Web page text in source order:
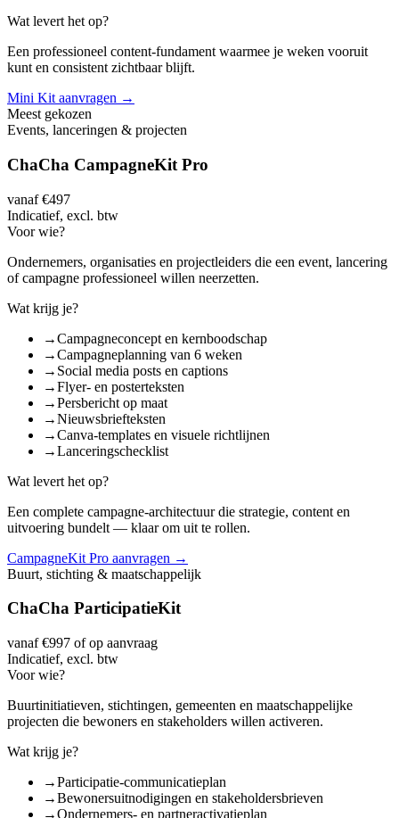
Wat levert het op?
Een professioneel content-fundament waarmee je weken vooruit
kunt en consistent zichtbaar blijft.
Mini Kit aanvragen →
Meest gekozen
Events, lanceringen & projecten
ChaCha CampagneKit Pro
vanaf €497
Indicatief, excl. btw
Voor wie?
Ondernemers, organisaties en projectleiders die een event, lancering
of campagne professioneel willen neerzetten.
Wat krijg je?
→Campagneconcept en kernboodschap
→Campagneplanning van 6 weken
→ Social media posts en captions
→Flyer- en posterteksten
→Persbericht op maat
→Nieuwsbriefteksten
→Canva-templates en visuele richtlijnen
→Lanceringschecklist
Wat levert het op?
Een complete campagne-architectuur die strategie, content en
uitvoering bundelt — klaar om uit te rollen.
CampagneKit Pro aanvragen →
Buurt, stichting & maatschappelijk
ChaCha ParticipatieKit
vanaf €997 of op aanvraag
Indicatief, excl. btw
Voor wie?
Buurtinitiatieven, stichtingen, gemeenten en maatschappelijke
projecten die bewoners en stakeholders willen activeren.
Wat krijg je?
→Participatie-communicatieplan
→Bewonersuitnodigingen en stakeholdersbrieven
→Ondernemers- en partneractivatieplan